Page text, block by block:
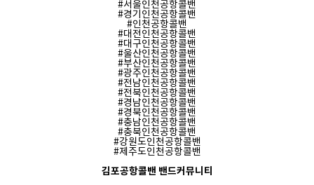
#서울인천공항콜밴
#경기인천공항콜밴
#인천공항콜밴
#대전인천공항콜밴
#대구인천공항콜밴
#울산인천공항콜밴
#부산인천공항콜밴
#광주인천공항콜밴
#전남인천공항콜밴
#전북인천공항콜밴
#경남인천공항콜밴
#경북인천공항콜밴
#충남인천공항콜밴
#충북인천공항콜밴
#강원도인천공항콜밴
#제주도인천공항콜밴
김포공항콜밴 밴드커뮤니티